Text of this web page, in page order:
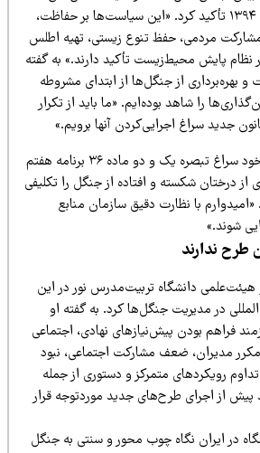
محیط‌زیست ابلاغی سال ۱۳۹۴ تأکید کرد. «این سیاست‌ها بر حفاظت،
مردمی، حفظ تنوع زیستی، تهیه اطلس
پایش محیط‌زیست تأکید دارند.» به گفته
از جنگل‌ها از ابتدای مشروطه
را شاهد بوده‌ایم. «ما باید از تکرار
سراغ اجرایی‌کردن آنها برویم.»
او در جمع‌بندی سخنان خود سراغ تبصره یک و دو ماده ۳۶ برنامه هفتم
شکسته و افتاده از جنگل را تکلیفی
با نظارت دقیق سازمان منابع
ندارند
دانشگاه تربیت‌مدرس نور در این
مدیریت جنگل‌ها کرد. به گفته او
بودن پیش‌نیازهای نهادی، اجتماعی
ضعف مشارکت اجتماعی، نبود
متمرکز و دستوری از جمله
اجرای طرح‌های جدید موردتوجه قرار
نگاه چوب محور و سنتی به جنگل